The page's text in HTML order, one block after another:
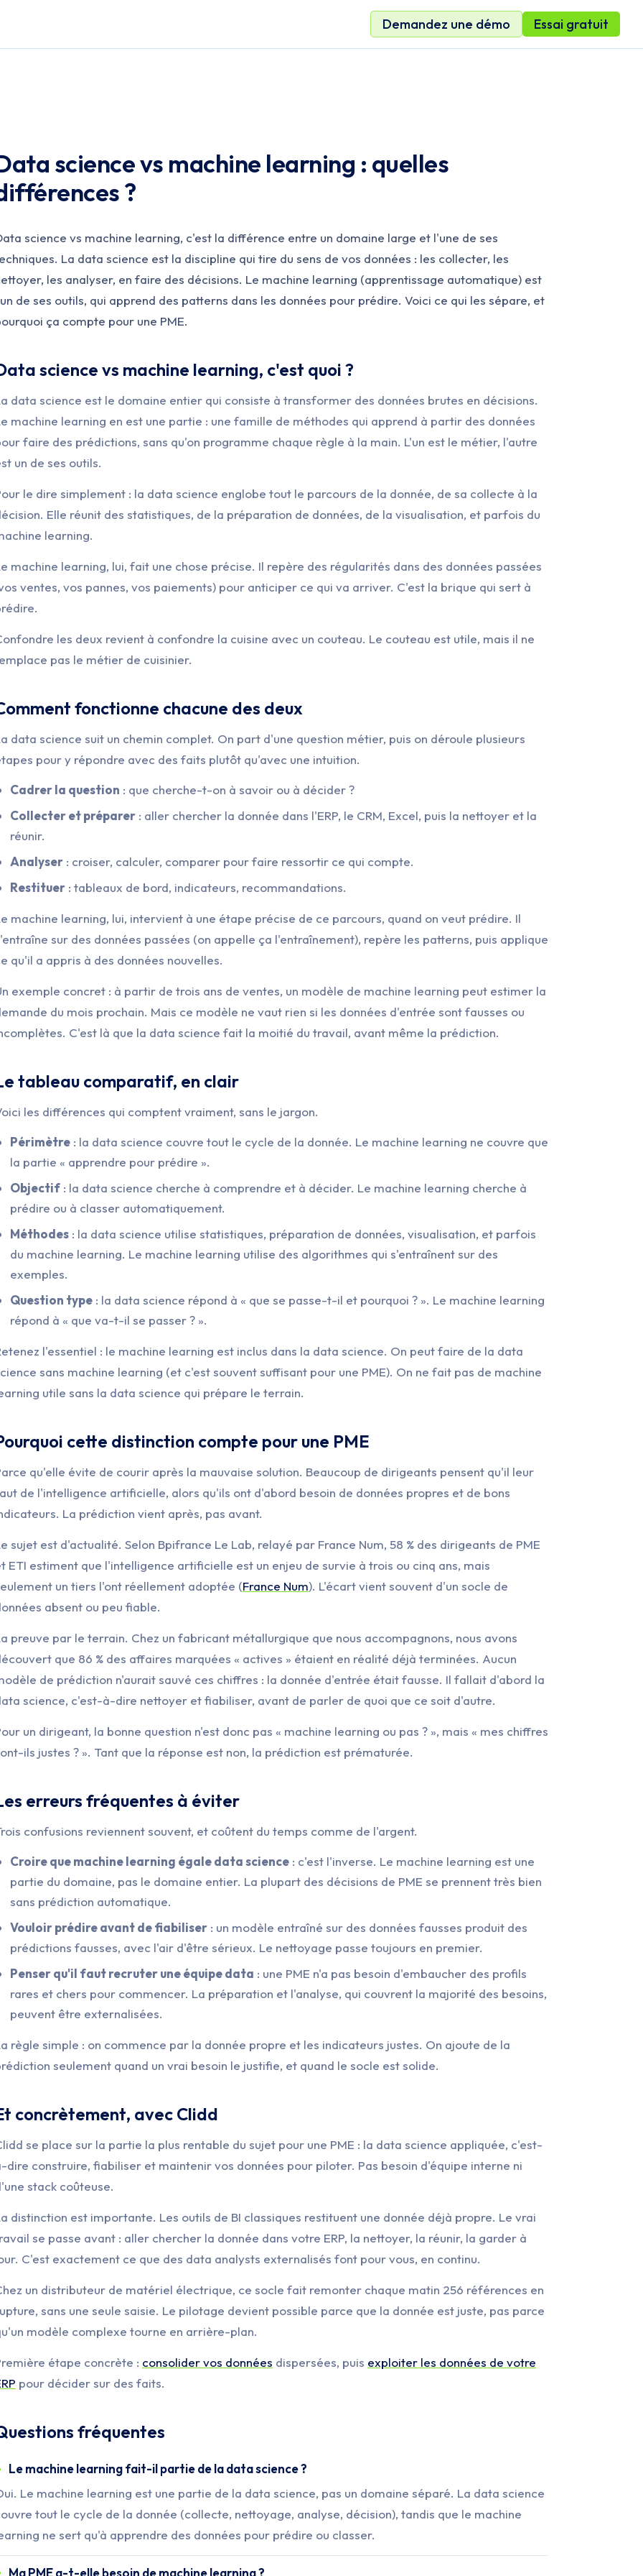
Demandez une démo Essai gratuit
science vs machine learning : quelles
?
science vs machine learning, c'est la différence entre un domaine large et l'une de ses
La data science est la discipline qui tire du sens de vos données : les collecter, les
les analyser, en faire des décisions. Le machine learning (apprentissage automatique) est
de ses outils, qui apprend des patterns dans les données pour prédire. Voici ce qui les sépare, et
ça compte pour une PME.
science vs machine learning, c'est quoi ?
data science est le domaine entier qui consiste à transformer des données brutes en décisions.
machine learning en est une partie : une famille de méthodes qui apprend à partir des données
faire des prédictions, sans qu'on programme chaque règle à la main. L'un est le métier, l'autre
un de ses outils.
le dire simplement : la data science englobe tout le parcours de la donnée, de sa collecte à la
Elle réunit des statistiques, de la préparation de données, de la visualisation, et parfois du
learning.
machine learning, lui, fait une chose précise. Il repère des régularités dans des données passées
ventes, vos pannes, vos paiements) pour anticiper ce qui va arriver. C'est la brique qui sert à
les deux revient à confondre la cuisine avec un couteau. Le couteau est utile, mais il ne
pas le métier de cuisinier.
fonctionne chacune des deux
data science suit un chemin complet. On part d'une question métier, puis on déroule plusieurs
pour y répondre avec des faits plutôt qu'avec une intuition.
Cadrer la question : que cherche-t-on à savoir ou à décider ?
Collecter et préparer : aller chercher la donnée dans l'ERP, le CRM, Excel, puis la nettoyer et la
réunir.
Analyser : croiser, calculer, comparer pour faire ressortir ce qui compte.
Restituer : tableaux de bord, indicateurs, recommandations.
machine learning, lui, intervient à une étape précise de ce parcours, quand on veut prédire. Il
sur des données passées (on appelle ça l'entraînement), repère les patterns, puis applique
qu'il a appris à des données nouvelles.
exemple concret : à partir de trois ans de ventes, un modèle de machine learning peut estimer la
du mois prochain. Mais ce modèle ne vaut rien si les données d'entrée sont fausses ou
C'est là que la data science fait la moitié du travail, avant même la prédiction.
tableau comparatif, en clair
les différences qui comptent vraiment, sans le jargon.
Périmètre : la data science couvre tout le cycle de la donnée. Le machine learning ne couvre que
la partie « apprendre pour prédire ».
Objectif : la data science cherche à comprendre et à décider. Le machine learning cherche à
prédire ou à classer automatiquement.
Méthodes : la data science utilise statistiques, préparation de données, visualisation, et parfois
du machine learning. Le machine learning utilise des algorithmes qui s'entraînent sur des
exemples.
Question type : la data science répond à « que se passe-t-il et pourquoi ? ». Le machine learning
répond à « que va-t-il se passer ? ».
l'essentiel : le machine learning est inclus dans la data science. On peut faire de la data
sans machine learning (et c'est souvent suffisant pour une PME). On ne fait pas de machine
utile sans la data science qui prépare le terrain.
cette distinction compte pour une PME
qu'elle évite de courir après la mauvaise solution. Beaucoup de dirigeants pensent qu'il leur
de l'intelligence artificielle, alors qu'ils ont d'abord besoin de données propres et de bons
La prédiction vient après, pas avant.
sujet est d'actualité. Selon Bpifrance Le Lab, relayé par France Num, 58 % des dirigeants de PME
ETI estiment que l'intelligence artificielle est un enjeu de survie à trois ou cinq ans, mais
un tiers l'ont réellement adoptée (France Num). L'écart vient souvent d'un socle de
absent ou peu fiable.
preuve par le terrain. Chez un fabricant métallurgique que nous accompagnons, nous avons
que 86 % des affaires marquées « actives » étaient en réalité déjà terminées. Aucun
de prédiction n'aurait sauvé ces chiffres : la donnée d'entrée était fausse. Il fallait d'abord la
science, c'est-à-dire nettoyer et fiabiliser, avant de parler de quoi que ce soit d'autre.
un dirigeant, la bonne question n'est donc pas « machine learning ou pas ? », mais « mes chiffres
ils justes ? ». Tant que la réponse est non, la prédiction est prématurée.
erreurs fréquentes à éviter
confusions reviennent souvent, et coûtent du temps comme de l'argent.
Croire que machine learning égale data science : c'est l'inverse. Le machine learning est une
partie du domaine, pas le domaine entier. La plupart des décisions de PME se prennent très bien
sans prédiction automatique.
Vouloir prédire avant de fiabiliser : un modèle entraîné sur des données fausses produit des
prédictions fausses, avec l'air d'être sérieux. Le nettoyage passe toujours en premier.
Penser qu'il faut recruter une équipe data : une PME n'a pas besoin d'embaucher des profils
rares et chers pour commencer. La préparation et l'analyse, qui couvrent la majorité des besoins,
peuvent être externalisées.
règle simple : on commence par la donnée propre et les indicateurs justes. On ajoute de la
seulement quand un vrai besoin le justifie, et quand le socle est solide.
concrètement, avec Clidd
se place sur la partie la plus rentable du sujet pour une PME : la data science appliquée, c'est-
dire construire, fiabiliser et maintenir vos données pour piloter. Pas besoin d'équipe interne ni
stack coûteuse.
distinction est importante. Les outils de BI classiques restituent une donnée déjà propre. Le vrai
se passe avant : aller chercher la donnée dans votre ERP, la nettoyer, la réunir, la garder à
C'est exactement ce que des data analysts externalisés font pour vous, en continu.
un distributeur de matériel électrique, ce socle fait remonter chaque matin 256 références en
sans une seule saisie. Le pilotage devient possible parce que la donnée est juste, pas parce
modèle complexe tourne en arrière-plan.
étape concrète : consolider vos données dispersées, puis exploiter les données de votre
pour décider sur des faits.
fréquentes
Le machine learning fait-il partie de la data science ?
Le machine learning est une partie de la data science, pas un domaine séparé. La data science
tout le cycle de la donnée (collecte, nettoyage, analyse, décision), tandis que le machine
ne sert qu'à apprendre des données pour prédire ou classer.
Ma PME a-t-elle besoin de machine learning ?